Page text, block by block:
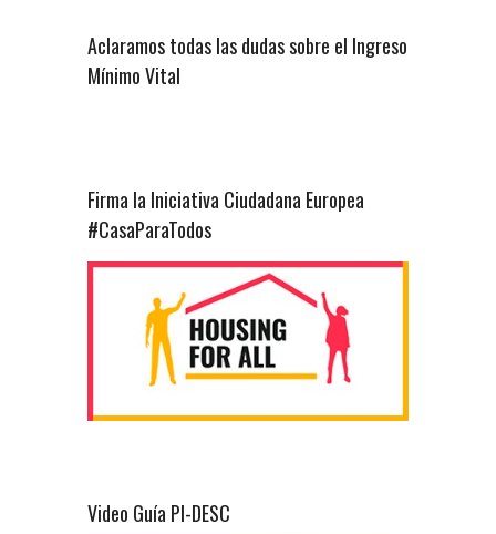
Aclaramos todas las dudas sobre el Ingreso
Mínimo Vital
Firma la Iniciativa Ciudadana Europea
#CasaParaTodos
Video Guía PI-DESC